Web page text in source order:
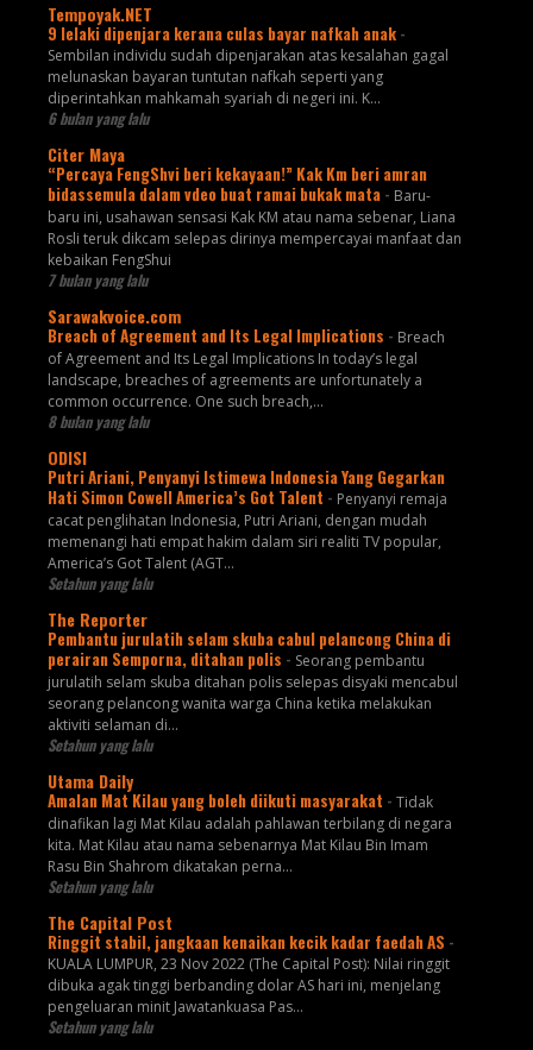
Tempoyak.NET
9 lelaki dipenjara kerana culas bayar nafkah anak -
Sembilan individu sudah dipenjarakan atas kesalahan gagal
melunaskan bayaran tuntutan nafkah seperti yang
diperintahkan mahkamah syariah di negeri ini. K...
6 bulan yang lalu
Citer Maya
“Percaya FengShvi beri kekayaan!” Kak Km beri amran
bidassemula dalam vdeo buat ramai bukak mata - Baru-
baru ini, usahawan sensasi Kak KM atau nama sebenar, Liana
Rosli teruk dikcam selepas dirinya mempercayai manfaat dan
kebaikan FengShui
7 bulan yang lalu
Sarawakvoice.com
Breach of Agreement and Its Legal Implications - Breach
of Agreement and Its Legal Implications In today’s legal
landscape, breaches of agreements are unfortunately a
common occurrence. One such breach,...
8 bulan yang lalu
ODISI
Putri Ariani, Penyanyi Istimewa Indonesia Yang Gegarkan
Hati Simon Cowell America’s Got Talent - Penyanyi remaja
cacat penglihatan Indonesia, Putri Ariani, dengan mudah
memenangi hati empat hakim dalam siri realiti TV popular,
America’s Got Talent (AGT...
Setahun yang lalu
The Reporter
Pembantu jurulatih selam skuba cabul pelancong China di
perairan Semporna, ditahan polis - Seorang pembantu
jurulatih selam skuba ditahan polis selepas disyaki mencabul
seorang pelancong wanita warga China ketika melakukan
aktiviti selaman di...
Setahun yang lalu
Utama Daily
Amalan Mat Kilau yang boleh diikuti masyarakat - Tidak
dinafikan lagi Mat Kilau adalah pahlawan terbilang di negara
kita. Mat Kilau atau nama sebenarnya Mat Kilau Bin Imam
Rasu Bin Shahrom dikatakan perna...
Setahun yang lalu
The Capital Post
Ringgit stabil, jangkaan kenaikan kecik kadar faedah AS -
KUALA LUMPUR, 23 Nov 2022 (The Capital Post): Nilai ringgit
dibuka agak tinggi berbanding dolar AS hari ini, menjelang
pengeluaran minit Jawatankuasa Pas...
Setahun yang lalu